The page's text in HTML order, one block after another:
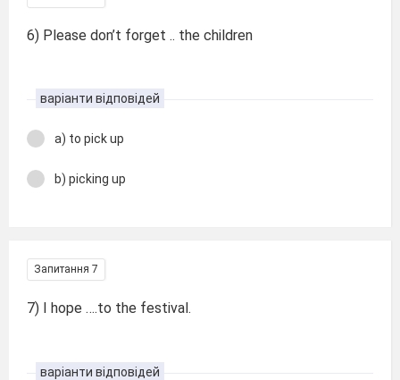
6) Please don’t forget .. the children
варіанти відповідей
a) to pick up
b) picking up
Запитання 7
7) I hope ….to the festival.
варіанти відповідей